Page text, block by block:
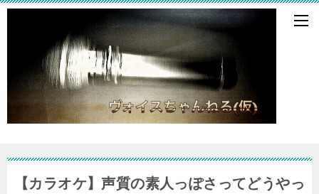
【カラオケ】声質の素人っぽさってどうやっ